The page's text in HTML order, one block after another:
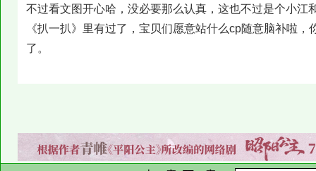
不过看文图开心哈，没必要那么认真，这也不过是个小江
《扒一扒》里有过了，宝贝们愿意站什么cp随意脑补啦
了。